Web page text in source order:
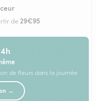
de 29€95
de fleurs dans la journée
→